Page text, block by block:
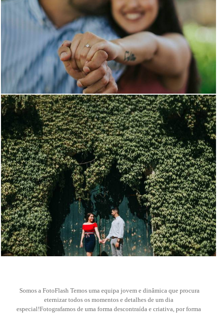
149
15
Somos a FotoFlash Temos uma equipa jovem e dinâmica que procura
eternizar todos os momentos e detalhes de um dia
especial!Fotografamos de uma forma descontraída e criativa, por forma